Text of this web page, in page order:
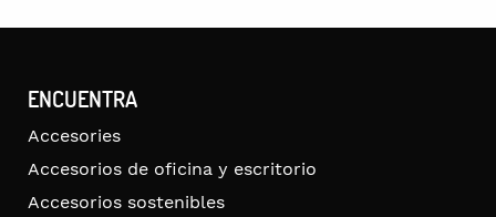
ENCUENTRA
Accesories
Accesorios de oficina y escritorio
Accesorios sostenibles